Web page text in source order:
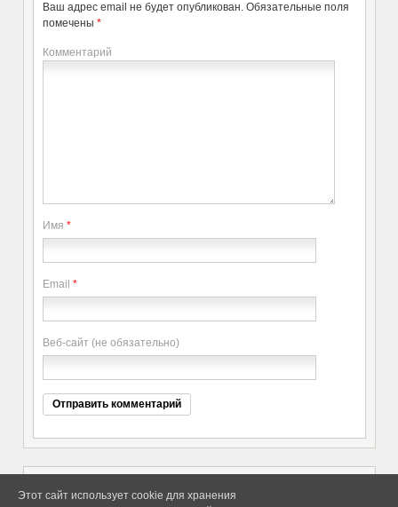
Ваш адрес email не будет опубликован. Обязательные поля
помечены *
Комментарий
Имя *
Email *
Веб-сайт (не обязательно)
Этот сайт использует cookie для хранения